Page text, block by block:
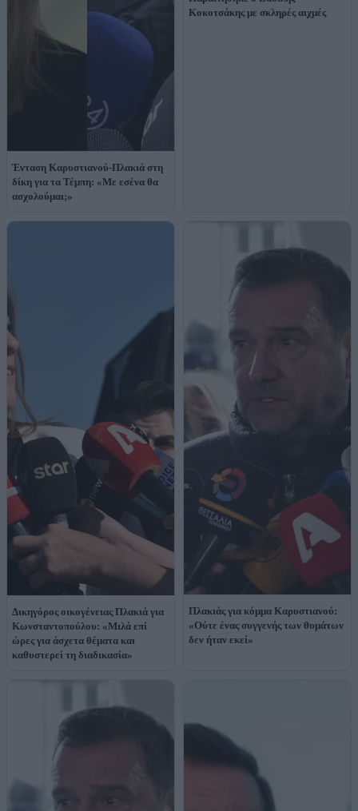
Ένταση Καρυστιανού-Πλακιά στη
δίκη για τα Τέμπη: «Με εσένα θα
ασχολούμαι;»
Κοκοτσάκης με σκληρές αιχμές
Δικηγόρος οικογένειας Πλακιά για
Κωνσταντοπούλου: «Μιλά επί
ώρες για άσχετα θέματα και
καθυστερεί τη διαδικασία»
Πλακιάς για κόμμα Καρυστιανού:
«Ούτε ένας συγγενής των θυμάτων
δεν ήταν εκεί»